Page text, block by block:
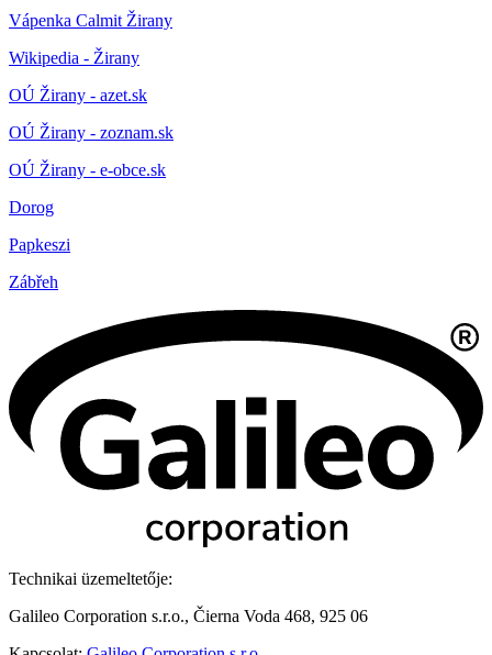
Vápenka Calmit Žirany
Wikipedia - Žirany
OÚ Žirany - azet.sk
OÚ Žirany - zoznam.sk
OÚ Žirany - e-obce.sk
Dorog
Papkeszi
Zábřeh
Technikai üzemeltetője:
Galileo Corporation s.r.o., Čierna Voda 468, 925 06